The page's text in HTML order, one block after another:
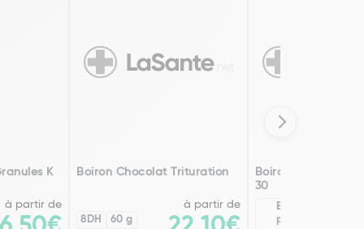
K
à partir de
Boiron Chocolat Trituration
8DH 60 g
à partir de
Boiron Chocolat
30
Existe en
plusieurs